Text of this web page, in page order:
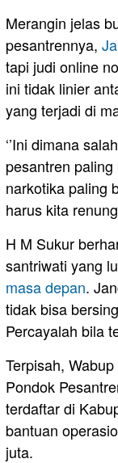
Merangin jelas
pesantrennya,
tapi judi online
ini tidak linier
yang terjadi di
‘’Ini dimana
pesantren
narkotika paling
harus kita
H M Sukur
santriwati yang
masa depan.
tidak bisa
Percayalah bila
Terpisah,
Pondok
terdaftar di
bantuan
juta.